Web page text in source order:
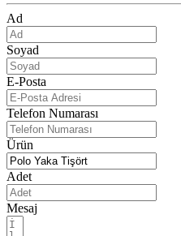
Ad
Soyad
E-Posta
Telefon Numarası
Ürün
Adet
Mesaj